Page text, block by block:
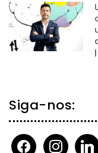
Siga-nos:
facebookinstagram